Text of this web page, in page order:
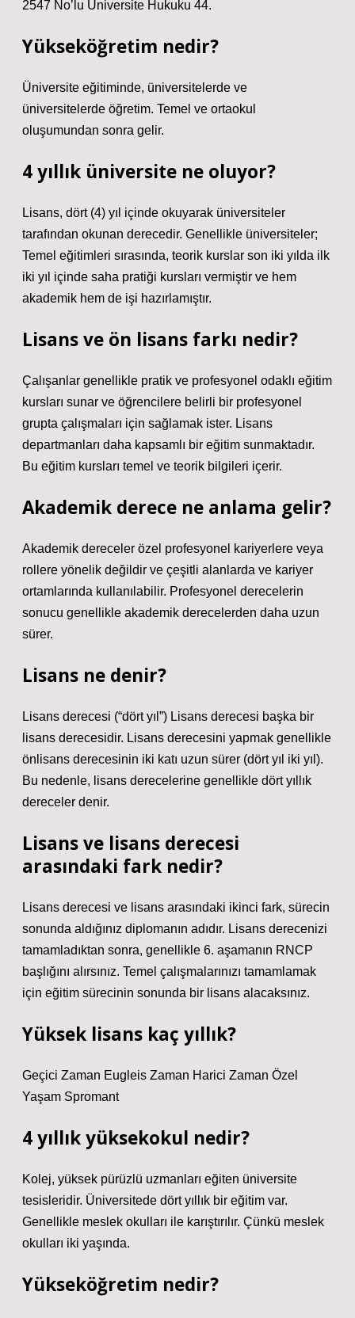
2547 No’lu Üniversite Hukuku 44.
Yükseköğretim nedir?
Üniversite eğitiminde, üniversitelerde ve
üniversitelerde öğretim. Temel ve ortaokul
oluşumundan sonra gelir.
4 yıllık üniversite ne oluyor?
Lisans, dört (4) yıl içinde okuyarak üniversiteler
tarafından okunan derecedir. Genellikle üniversiteler;
Temel eğitimleri sırasında, teorik kurslar son iki yılda ilk
iki yıl içinde saha pratiği kursları vermiştir ve hem
akademik hem de işi hazırlamıştır.
Lisans ve ön lisans farkı nedir?
Çalışanlar genellikle pratik ve profesyonel odaklı eğitim
kursları sunar ve öğrencilere belirli bir profesyonel
grupta çalışmaları için sağlamak ister. Lisans
departmanları daha kapsamlı bir eğitim sunmaktadır.
Bu eğitim kursları temel ve teorik bilgileri içerir.
Akademik derece ne anlama gelir?
Akademik dereceler özel profesyonel kariyerlere veya
rollere yönelik değildir ve çeşitli alanlarda ve kariyer
ortamlarında kullanılabilir. Profesyonel derecelerin
sonucu genellikle akademik derecelerden daha uzun
sürer.
Lisans ne denir?
Lisans derecesi (“dört yıl”) Lisans derecesi başka bir
lisans derecesidir. Lisans derecesini yapmak genellikle
önlisans derecesinin iki katı uzun sürer (dört yıl iki yıl).
Bu nedenle, lisans derecelerine genellikle dört yıllık
dereceler denir.
Lisans ve lisans derecesi
arasındaki fark nedir?
Lisans derecesi ve lisans arasındaki ikinci fark, sürecin
sonunda aldığınız diplomanın adıdır. Lisans derecenizi
tamamladıktan sonra, genellikle 6. aşamanın RNCP
başlığını alırsınız. Temel çalışmalarınızı tamamlamak
için eğitim sürecinin sonunda bir lisans alacaksınız.
Yüksek lisans kaç yıllık?
Geçici Zaman Eugleis Zaman Harici Zaman Özel
Yaşam Spromant
4 yıllık yüksekokul nedir?
Kolej, yüksek pürüzlü uzmanları eğiten üniversite
tesisleridir. Üniversitede dört yıllık bir eğitim var.
Genellikle meslek okulları ile karıştırılır. Çünkü meslek
okulları iki yaşında.
Yükseköğretim nedir?